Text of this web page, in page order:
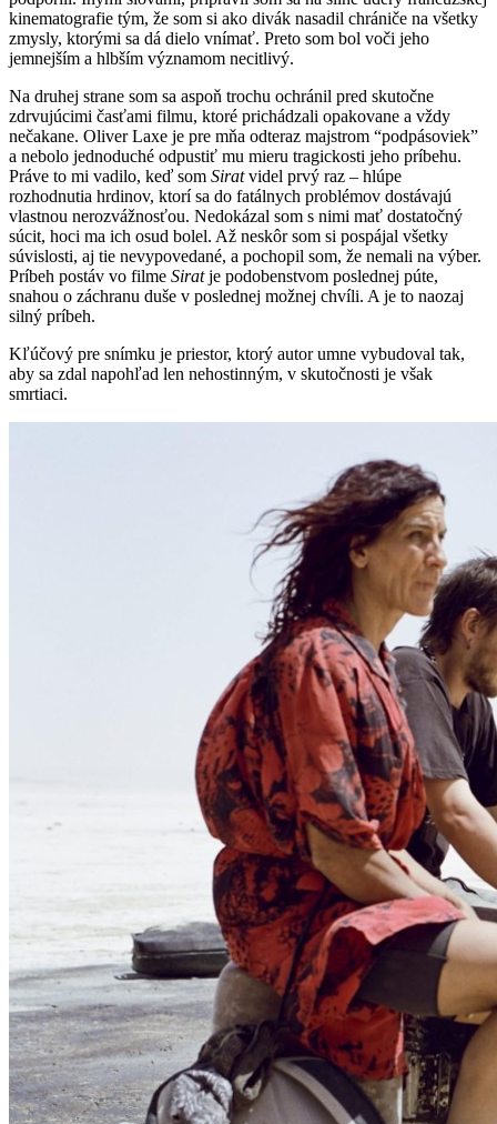
kinematografie tým, že som si ako divák nasadil chrániče na všetky
zmysly, ktorými sa dá dielo vnímať. Preto som bol voči jeho
jemnejším a hlbším významom necitlivý.
Na druhej strane som sa aspoň trochu ochránil pred skutočne
zdrvujúcimi časťami filmu, ktoré prichádzali opakovane a vždy
nečakane. Oliver Laxe je pre mňa odteraz majstrom “podpásoviek”
a nebolo jednoduché odpustiť mu mieru tragickosti jeho príbehu.
Práve to mi vadilo, keď som Siratvidel prvý raz – hlúpe
rozhodnutia hrdinov, ktorí sa do fatálnych problémov dostávajú
vlastnou nerozvážnosťou. Nedokázal som s nimi mať dostatočný
súcit, hoci ma ich osud bolel. Až neskôr som si pospájal všetky
súvislosti, aj tie nevypovedané, a pochopil som, že nemali na výber.
Príbeh postáv vo filme Siratje podobenstvom poslednej púte,
snahou o záchranu duše v poslednej možnej chvíli. A je to naozaj
silný príbeh.
Kľúčový pre snímku je priestor, ktorý autor umne vybudoval tak,
aby sa zdal napohľad len nehostinným, v skutočnosti je však
smrtiaci.